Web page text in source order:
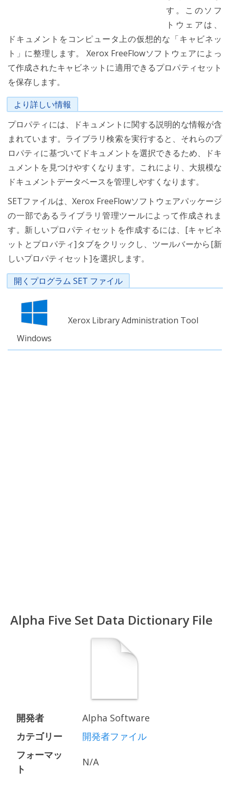
す。このソフ
トウェアは、
ドキュメントをコンピュータ上の仮想的な「キャビネッ
ト」に整理します。 Xerox FreeFlowソフトウェアによっ
て作成されたキャビネットに適用できるプロパティセット
を保存します。
より詳しい情報
プロパティには、ドキュメントに関する説明的な情報が含
まれています。ライブラリ検索を実行すると、それらのプ
ロパティに基づいてドキュメントを選択できるため、ドキ
ュメントを見つけやすくなります。これにより、大規模な
ドキュメントデータベースを管理しやすくなります。
SETファイルは、Xerox FreeFlowソフトウェアパッケージ
の一部であるライブラリ管理ツールによって作成されま
す。新しいプロパティセットを作成するには、[キャビネ
ットとプロパティ]タブをクリックし、ツールバーから[新
しいプロパティセット]を選択します。
開くプログラム SET ファイル
Windows
Xerox Library Administration Tool
Alpha Five Set Data Dictionary File
開発者
Alpha Software
カテゴリー
開発者ファイル
フォーマッ
ト
N/A